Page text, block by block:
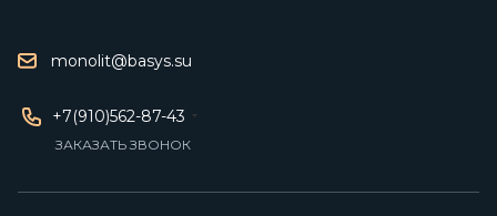
monolit@basys.su
+7(910)562-87-43
ЗАКАЗАТЬ ЗВОНОК